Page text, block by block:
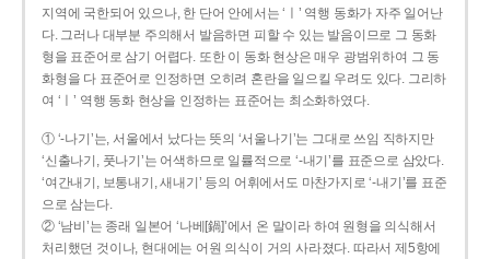
지역에 국한되어 있으나, 한 단어 안에서는 ‘ㅣ’ 역행 동화가 자주 일어난
다. 그러나 대부분 주의해서 발음하면 피할 수 있는 발음이므로 그 동화
형을 표준어로 삼기 어렵다. 또한 이 동화 현상은 매우 광범위하여 그 동
화형을 다 표준어로 인정하면 오히려 혼란을 일으킬 우려도 있다. 그리하
여 ‘ㅣ’ 역행 동화 현상을 인정하는 표준어는 최소화하였다.
① ‘-나기’는, 서울에서 났다는 뜻의 ‘서울나기’는 그대로 쓰임 직하지만
‘신출나기, 풋나기’는 어색하므로 일률적으로 ‘-내기’를 표준으로 삼았다.
‘여간내기, 보통내기, 새내기’ 등의 어휘에서도 마찬가지로 ‘-내기’를 표준
으로 삼는다.
② ‘남비’는 종래 일본어 ‘나베[鍋]’에서 온 말이라 하여 원형을 의식해서
처리했던 것이나, 현대에는 어원 의식이 거의 사라졌다. 따라서 제5항에